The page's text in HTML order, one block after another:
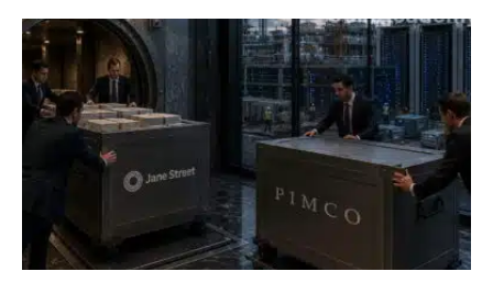
Jane Street négocie le transfert de 11 milliards de